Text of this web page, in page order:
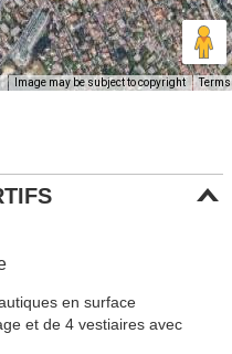
Image may be subject to copyright Terms
en surface
et de 4 vestiaires avec